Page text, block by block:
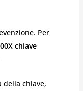
Per
chiave
chiave,